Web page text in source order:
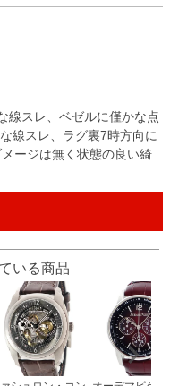
線スレ、ベゼルに僅かな点
線スレ、ラグ裏7時方向に
ージは無く状態の良い綺
いる商品